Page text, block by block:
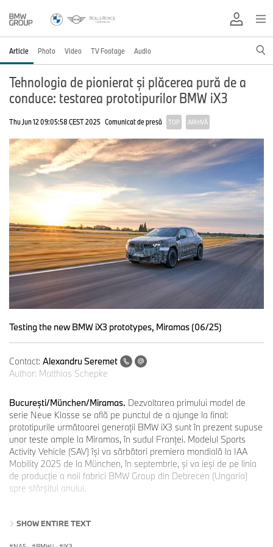
Article Photo Video TV Footage Audio
Tehnologia de pionierat și plăcerea pură de a
conduce: testarea prototipurilor BMW iX3
Thu Jun 12 09:05:58 CEST 2025 Comunicat de presă TOP ARHIVĂ
Testing the new BMW iX3 prototypes, Miramas (06/25)
Contact: Alexandru Seremet
Author: Matthias Schepke
Bucureşti/München/Miramas. Dezvoltarea primului model de
serie Neue Klasse se află pe punctul de a ajunge la final:
prototipurile următoarei generaţii BMW iX3 sunt în prezent supuse
unor teste ample la Miramas, în sudul Franţei. Modelul Sports
Activity Vehicle (SAV) îşi va sărbători premiera mondială la IAA
Mobility 2025 de la München, în septembrie, şi va ieşi de pe linia
de producţie a noii fabrici BMW Group din Debrecen (Ungaria)
spre sfârşitul anului.
"Autonomie mai mare, încărcare mai rapidă, un concept complet
nou de afişare şi operare şi inteligenţa a patru superbrains sunt
SHOW ENTIRE TEXT